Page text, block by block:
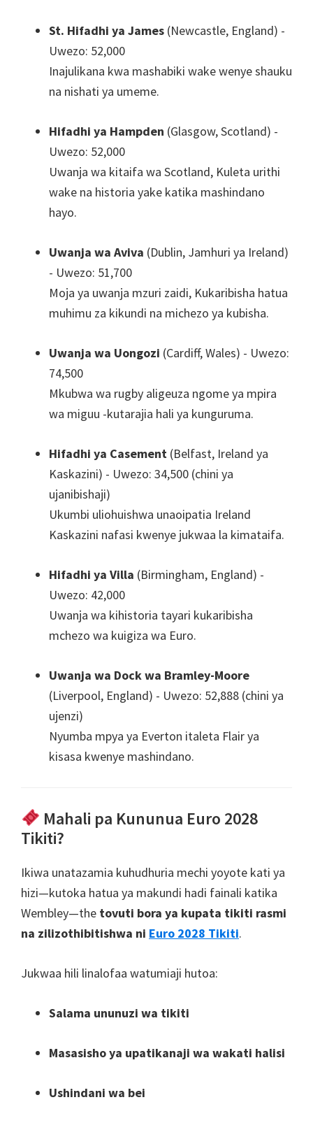
St. Hifadhi ya James (Newcastle, England) -
Uwezo: 52,000
Inajulikana kwa mashabiki wake wenye shauku
na nishati ya umeme.
Hifadhi ya Hampden (Glasgow, Scotland) -
Uwezo: 52,000
Uwanja wa kitaifa wa Scotland, Kuleta urithi
wake na historia yake katika mashindano
hayo.
Uwanja wa Aviva (Dublin, Jamhuri ya Ireland)
- Uwezo: 51,700
Moja ya uwanja mzuri zaidi, Kukaribisha hatua
muhimu za kikundi na michezo ya kubisha.
Uwanja wa Uongozi (Cardiff, Wales) - Uwezo:
74,500
Mkubwa wa rugby aligeuza ngome ya mpira
wa miguu -kutarajia hali ya kunguruma.
Hifadhi ya Casement (Belfast, Ireland ya
Kaskazini) - Uwezo: 34,500 (chini ya
ujanibishaji)
Ukumbi uliohuishwa unaoipatia Ireland
Kaskazini nafasi kwenye jukwaa la kimataifa.
Hifadhi ya Villa (Birmingham, England) -
Uwezo: 42,000
Uwanja wa kihistoria tayari kukaribisha
mchezo wa kuigiza wa Euro.
Uwanja wa Dock wa Bramley-Moore
(Liverpool, England) - Uwezo: 52,888 (chini ya
ujenzi)
Nyumba mpya ya Everton italeta Flair ya
kisasa kwenye mashindano.
Mahali pa Kununua Euro 2028
Tikiti?
Ikiwa unatazamia kuhudhuria mechi yoyote kati ya
hizi—kutoka hatua ya makundi hadi fainali katika
Wembley—the tovuti bora ya kupata tikiti rasmi
na zilizothibitishwa ni Euro 2028 Tikiti.
Jukwaa hili linalofaa watumiaji hutoa:
Salama ununuzi wa tikiti
Masasisho ya upatikanaji wa wakati halisi
Ushindani wa bei